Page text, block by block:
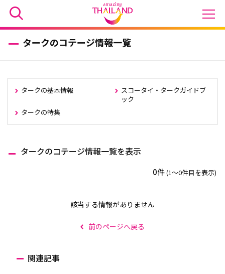
タークのコテージ情報一覧
タークの基本情報
スコータイ・タークガイドブ
ック
タークの特集
タークのコテージ情報一覧を表示
0件(1〜0件目を表示)
該当する情報がありません
前のページへ戻る
関連記事